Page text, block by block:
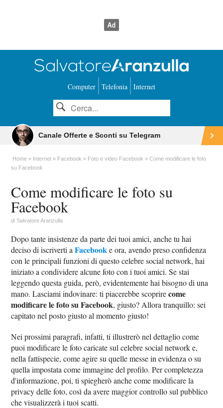
Computer Telefonia Internet
Canale Offerte e Sconti su Telegram
Home Internet Facebook Foto e video Facebook
Come modificare le foto
su Facebook
Come modificare le foto su
Facebook
diSalvatore Aranzulla
Dopo tante insistenze da parte dei tuoi amici, anche tu hai
deciso di iscriverti aFacebooke ora, avendo preso confidenza
con le principali funzioni di questo celebre social network, hai
iniziato a condividere alcune foto con i tuoi amici. Se stai
leggendo questa guida, però, evidentemente hai bisogno di una
mano. Lasciami indovinare: ti piacerebbe scoprirecome
modificare le foto su Facebook, giusto? Allora tranquillo: sei
capitato nel posto giusto al momento giusto!
Nei prossimi paragrafi, infatti, ti illustrerò nel dettaglio come
puoi modificare le foto caricate sul celebre social network e,
nella fattispecie, come agire su quelle messe in evidenza o su
quella impostata come immagine del profilo. Per completezza
d'informazione, poi, ti spiegherò anche come modificare la
privacy delle foto, così da avere maggior controllo sul pubblico
che visualizzerà i tuoi scatti.